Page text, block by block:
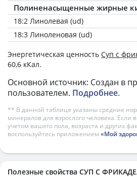
Полиненасыщенные жирные
18:2 Линолевая (ud)
18:3 Линоленовая (ud)
Энергетическая ценность Суп с
60,6 кКал.
Основной источник: Создан в
пользователем. Подробнее.
** В данной таблице указаны средние
минералов для взрослого человека. Если
учетом вашего пола, возраста и других
воспользуйтесь приложением «Мой
Полезные свойства СУП С